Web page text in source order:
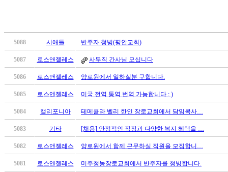
아
뉴
규
이
료
5088 시애틀 반주자 청빙(평안교회)
5087 로스앤젤레스 사무직 간사님 모십니다
5086 로스앤젤레스 양로원에서 일하실분 구합니다.
5085 로스앤젤레스 미국 전역 통역 번역 가능합니다 : )
5084 캘리포니아 테메큘라 벨리 한인 장로교회에서 담임목사…
5083 기타 [채용] 안정적인 직장과 다양한 복지 혜택을 …
5082 로스앤젤레스 양로원에서 함께 근무하실 직원을 모집합니…
5081 로스앤젤레스 미주청농장로교회에서 반주자를 청빙합니다.